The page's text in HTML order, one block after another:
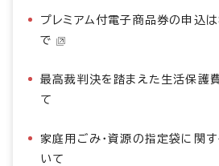
プレミアム付電子商品券の申込
で
最高裁判決を踏まえた生活保護
て
家庭用ごみ・資源の指定袋に関
いて